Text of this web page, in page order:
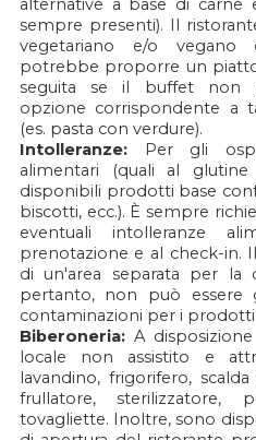
alternative a base di carne
sempre presenti). Il
vegetariano e/o vegano
potrebbe proporre un
seguita se il buffet non
opzione corrispondente a
(es. pasta con verdure).
Intolleranze: Per gli
alimentari (quali al
disponibili prodotti base
biscotti, ecc.). È sempre
eventuali intolleranze
prenotazione e al check-in.
di un'area separata per la
pertanto, non può essere
contaminazioni per i
Biberoneria:A
locale non assistito e
lavandino, frigorifero,
frullatore, sterilizzatore,
tovagliette. Inoltre, sono